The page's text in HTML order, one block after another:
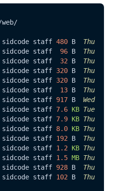
ls -
staff 480 B Thu
sidcode staff 96 B Thu
staff 32 B Thu
staff 320 B Thu
staff 320 B Thu
staff 13 B Thu
staff 917 B Wed
staff 7.6 KB Tue
staff 7.9 KB Thu
staff 8.0 KB Thu
staff 192 B Thu
staff 1.2 KB Thu
staff 1.5 MB Thu
staff 928 B Thu
staff 102 B Thu